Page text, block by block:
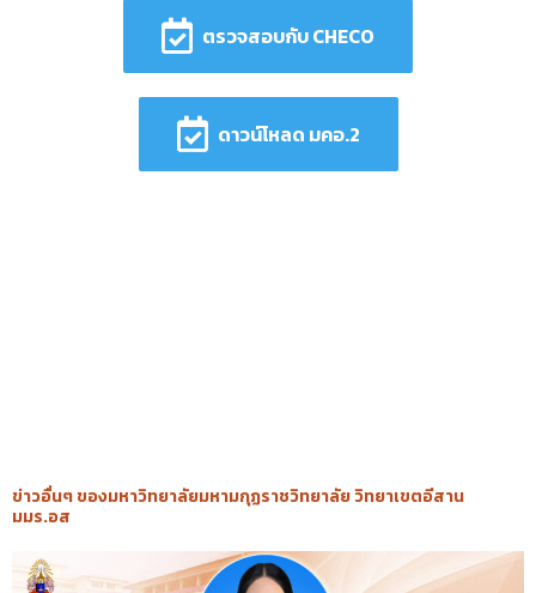
ตรวจสอบกับ CHECO
ดาวน์โหลด มคอ.2
ข่าวอื่นๆ ของมหาวิทยาลัยมหามกุฏราชวิทยาลัย วิทยาเขตอีสาน
มมร.อส